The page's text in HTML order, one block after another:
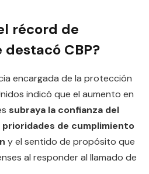
récord de
CBP?
encargada de la protección
indicó que el aumento en
subraya la confianza del
de cumplimiento
y el sentido de propósito que
al responder al llamado de